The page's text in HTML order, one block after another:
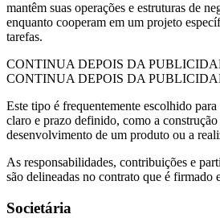
mantêm suas operações e estruturas de
enquanto cooperam em um projeto
tarefas.
CONTINUA DEPOIS DA
CONTINUA DEPOIS DA
Este tipo é frequentemente escolhido
claro e prazo definido, como a
desenvolvimento de um produto ou a
As responsabilidades, contribuições e
são delineadas no contrato que é firmado
Societária